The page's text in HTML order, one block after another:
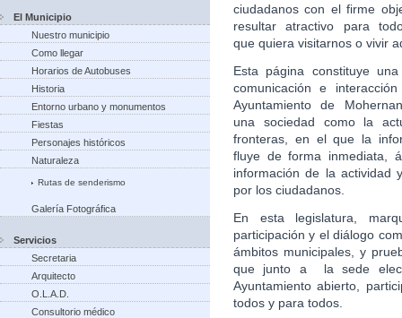
El Municipio
Nuestro municipio
Como llegar
Horarios de Autobuses
Historia
Entorno urbano y monumentos
Fiestas
Personajes históricos
Naturaleza
Rutas de senderismo
Galería Fotográfica
Servicios
Secretaria
Arquitecto
O.L.A.D.
Consultorio médico
ciudadanos con el firme
resultar atractivo para
que quiera visitarnos o vivir
Esta página constituye
comunicación e
Ayuntamiento de
una sociedad como la
fronteras, en el que la
fluye de forma inmediata,
información de la actividad
por los ciudadanos.
En esta legislatura,
participación y el diálogo
ámbitos municipales, y
que junto a la sede
Ayuntamiento abierto,
todos y para todos.